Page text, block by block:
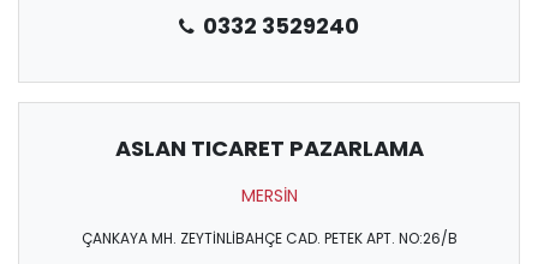
0332 3529240
ASLAN TICARET PAZARLAMA
MERSİN
ÇANKAYA MH. ZEYTİNLİBAHÇE CAD. PETEK APT. NO:26/B